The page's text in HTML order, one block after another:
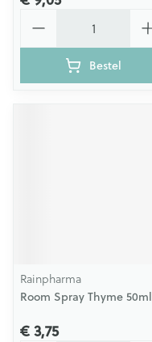
Bestel
Rainpharma
Room Spray Thyme 50ml
€ 3,75